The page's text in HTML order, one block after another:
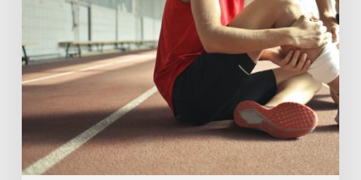
caminhadas
e
exercícios
precisa
ser
observada